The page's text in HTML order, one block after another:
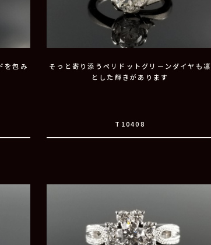
を包み
そっと寄り添うペリドットグリーンダイヤも凛
とした輝きがあります
T10408